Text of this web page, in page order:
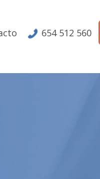
654 512 560